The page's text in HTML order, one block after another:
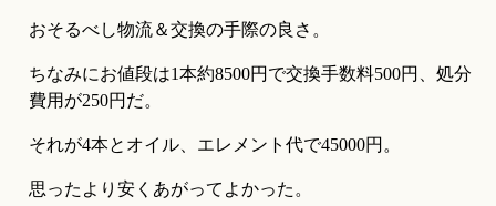
おそるべし物流＆交換の手際の良さ。
ちなみにお値段は1本約8500円で交換手数料500円、処分
費用が250円だ。
それが4本とオイル、エレメント代で45000円。
思ったより安くあがってよかった。